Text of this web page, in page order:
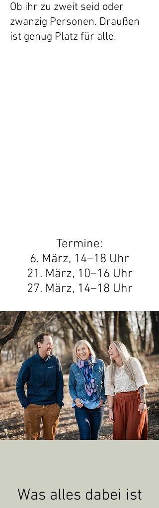
Ob ihr zu zweit seid oder
zwanzig Personen. Draußen
ist genug Platz für alle.
Termine:
6. März, 14–18 Uhr
21. März, 10–16 Uhr
27. März, 14–18 Uhr
Was alles dabei ist